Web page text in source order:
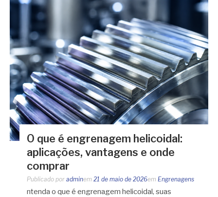
O que é engrenagem helicoidal:
aplicações, vantagens e onde
comprar
Publicado por adminem 21 de maio de 2026em Engrenagens
ntenda o que é engrenagem helicoidal, suas